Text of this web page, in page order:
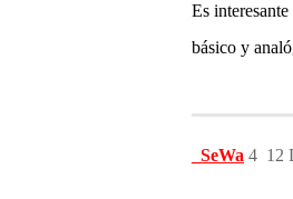
Es
básico y
_SeWa 12
4